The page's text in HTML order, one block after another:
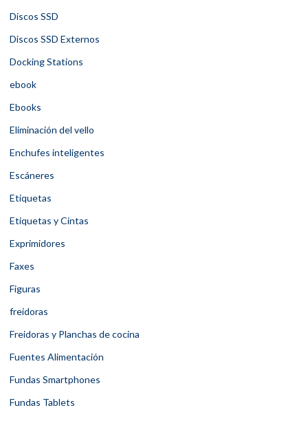
Discos SSD
Discos SSD Externos
Docking Stations
ebook
Ebooks
Eliminación del vello
Enchufes inteligentes
Escáneres
Etiquetas
Etiquetas y Cintas
Exprimidores
Faxes
Figuras
freidoras
Freidoras y Planchas de cocina
Fuentes Alimentación
Fundas Smartphones
Fundas Tablets